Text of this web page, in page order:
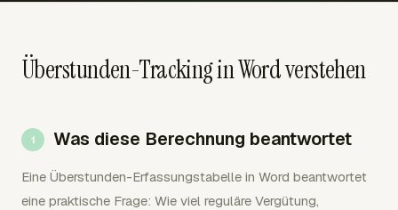
Überstunden-Tracking in Word verstehen
Was diese Berechnung beantwortet
Eine Überstunden-Erfassungstabelle in Word beantwortet
eine praktische Frage: Wie viel reguläre Vergütung,